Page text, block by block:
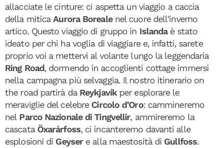
allacciate le cinture: ci aspetta un viaggio a caccia
della miticaAurora Borealenel cuore dell'inverno
artico. Questo viaggio di gruppo in Islandaè stato
ideato per chi ha voglia di viaggiare e, infatti, sarete
proprio voi a mettervi al volante lungo la leggendaria
Ring Road, dormendo in accoglienti cottage immersi
nella campagna più selvaggia. Il nostro itinerario on
the road partirà da Reykjavík per esplorare le
meraviglie del celebre Circolo d’Oro: cammineremo
nel Parco Nazionale di Tingvellir, ammireremo la
cascata Öxarárfoss, ci incanteremo davanti alle
esplosioni di Geyser e alla maestosità di Gullfoss.